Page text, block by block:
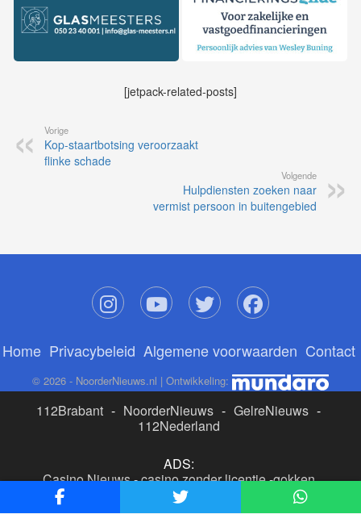
[jetpack-related-posts]
Vorige
Kop-staartbotsing veroorzaakt
flinke schade
Volgende
Hulpdiensten zoeken naar
vermist persoon in buitengebied
Home Privacybeleid Algemene voorwaarden Contact
© 2026 - NoorderNieuws.nl | Ontwikkeling:
112Brabant - NoorderNieuws - GelreNieuws -
112Nederland
ADS:
Casino Nieuws-casino zonder licentie-gokken
buitenlandse site
beste online casino nederland